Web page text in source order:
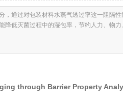
，通过对包装材料水蒸气透过率这一阻隔性
低灭菌过程中的湿包率，节约人力、物力
through Barrier Property